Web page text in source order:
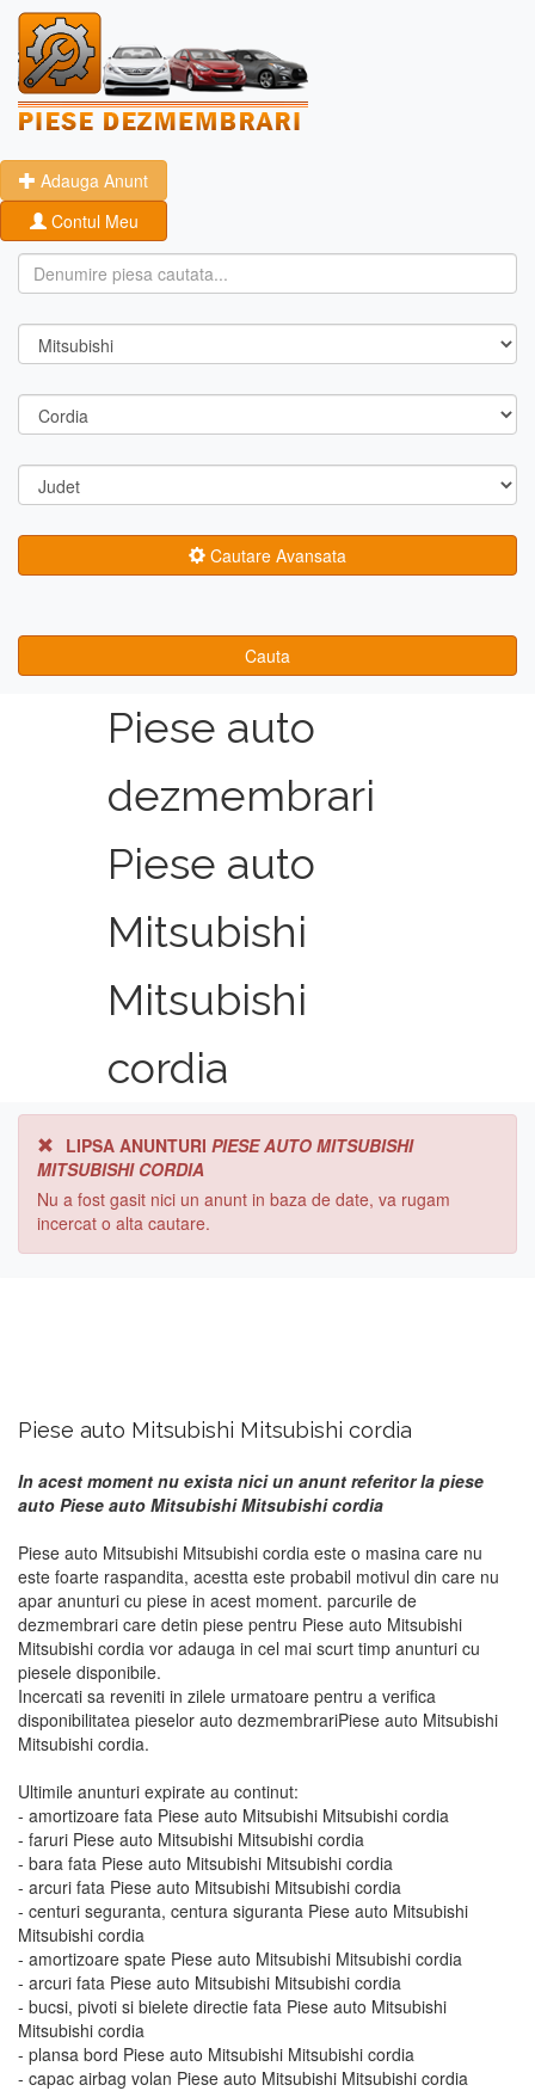
Adauga Anunt
Contul Meu
Cautare Avansata
Cauta
Piese auto
dezmembrari
Piese auto
Mitsubishi
Mitsubishi
cordia
LIPSA ANUNTURI PIESE AUTO MITSUBISHI
MITSUBISHI CORDIA
Nu a fost gasit nici un anunt in baza de date, va rugam
incercat o alta cautare.
Piese auto Mitsubishi Mitsubishi cordia
In acest moment nu exista nici un anunt referitor la piese
auto Piese auto Mitsubishi Mitsubishi cordia
Piese auto Mitsubishi Mitsubishi cordia este o masina care nu
este foarte raspandita, acestta este probabil motivul din care nu
apar anunturi cu piese in acest moment. parcurile de
dezmembrari care detin piese pentru Piese auto Mitsubishi
Mitsubishi cordia vor adauga in cel mai scurt timp anunturi cu
piesele disponibile.
Incercati sa reveniti in zilele urmatoare pentru a verifica
disponibilitatea pieselor auto dezmembrariPiese auto Mitsubishi
Mitsubishi cordia.
Ultimile anunturi expirate au continut:
- amortizoare fata Piese auto Mitsubishi Mitsubishi cordia
- faruri Piese auto Mitsubishi Mitsubishi cordia
- bara fata Piese auto Mitsubishi Mitsubishi cordia
- arcuri fata Piese auto Mitsubishi Mitsubishi cordia
- centuri seguranta, centura siguranta Piese auto Mitsubishi
Mitsubishi cordia
- amortizoare spate Piese auto Mitsubishi Mitsubishi cordia
- arcuri fata Piese auto Mitsubishi Mitsubishi cordia
- bucsi, pivoti si bielete directie fata Piese auto Mitsubishi
Mitsubishi cordia
- plansa bord Piese auto Mitsubishi Mitsubishi cordia
- capac airbag volan Piese auto Mitsubishi Mitsubishi cordia